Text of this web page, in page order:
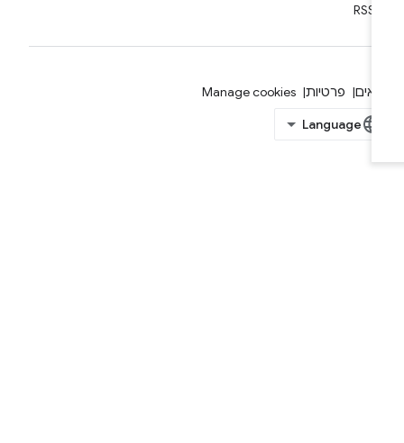
פרטיות Manage cookies